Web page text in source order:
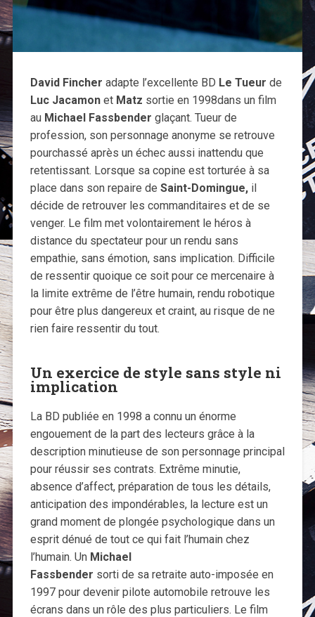
David Fincher adapte l’excellente BD Le Tueur de
Luc Jacamonet Matz sortie en 1998dans un film
au Michael Fassbender glaçant. Tueur de
profession, son personnage anonyme se retrouve
pourchassé après un échec aussi inattendu que
retentissant. Lorsque sa copine est torturée à sa
place dans son repaire de Saint-Domingue,il
décide de retrouver les commanditaires et de se
venger. Le film met volontairement le héros à
distance du spectateur pour un rendu sans
empathie, sans émotion, sans implication. Difficile
de ressentir quoique ce soit pour ce mercenaire à
la limite extrême de l’être humain, rendu robotique
pour être plus dangereux et craint, au risque de ne
rien faire ressentir du tout.
Un exercice de style sans style ni
implication
La BD publiée en 1998 a connu un énorme
engouement de la part des lecteurs grâce à la
description minutieuse de son personnage principal
pour réussir ses contrats. Extrême minutie,
absence d’affect, préparation de tous les détails,
anticipation des impondérables, la lecture est un
grand moment de plongée psychologique dans un
esprit dénué de tout ce qui fait l’humain chez
l’humain. Un Michael
Fassbender sorti de sa retraite auto-imposée en
1997 pour devenir pilote automobile retrouve les
écrans dans un rôle des plus particuliers. Le film